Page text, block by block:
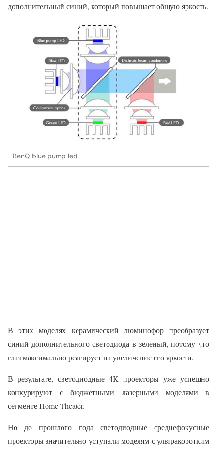
дополнительный синий, который повышает общую яркость.
BenQ blue pump led
В этих моделях керамический люминофор преобразует
синий дополнительного светодиода в зеленый, потому что
глаз максимально реагирует на увеличение его яркости.
В результате, светодиодные 4K проекторы уже успешно
конкурируют с бюджетными лазерными моделями в
сегменте Home Theater.
Но до прошлого года светодиодные среднефокусные
проекторы значительно уступали моделям с ультракоротким